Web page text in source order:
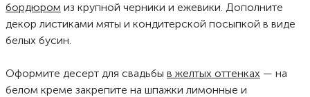
бордюром из крупной черники и ежевики. Дополните
декор листиками мяты и кондитерской посыпкой в виде
белых бусин.
Оформите десерт для свадьбы в желтых оттенках — на
белом креме закрепите на шпажки лимонные и